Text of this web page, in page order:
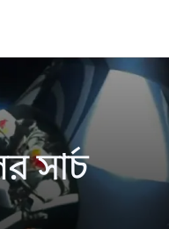
সার্চ